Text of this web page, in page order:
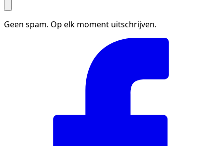
Geen spam. Op elk moment uitschrijven.